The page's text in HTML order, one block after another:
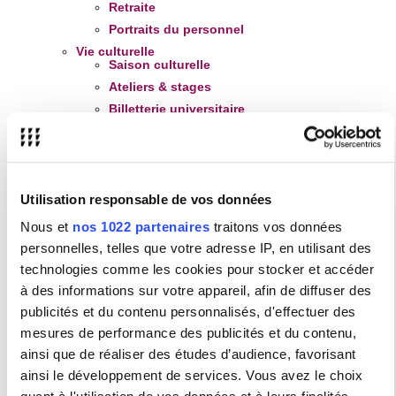
Utilisation responsable de vos données
Nous et nos 1022 partenaires traitons vos données
personnelles, telles que votre adresse IP, en utilisant des
technologies comme les cookies pour stocker et accéder
à des informations sur votre appareil, afin de diffuser des
publicités et du contenu personnalisés, d'effectuer des
mesures de performance des publicités et du contenu,
ainsi que de réaliser des études d’audience, favorisant
ainsi le développement de services. Vous avez le choix
Retraite
Portraits du personnel
Vie culturelle
Saison culturelle
Ateliers & stages
Billetterie universitaire
Vie sportive
Activités sportives
Certificat médical
Pour le personnel
Association sportive
Mission Transition écologique
Mission handicap
Vosinterlocuteurs,
contacter la Mission handicap
et les démarches d'inscription
Lesaménagements